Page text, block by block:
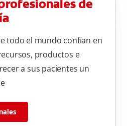
de
todo el mundo confían en
productos e
a sus pacientes un